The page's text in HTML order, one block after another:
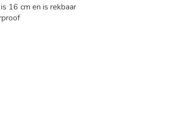
16 cm en is rekbaar